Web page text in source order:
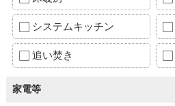
システムキッチン
追い焚き
家電等